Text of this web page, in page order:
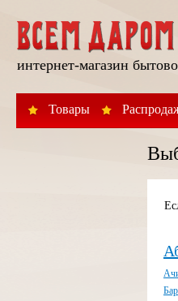
интернет-магазин
Товары